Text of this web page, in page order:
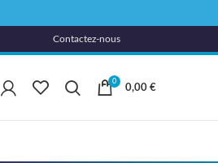
Contactez-nous
0
0,00 €